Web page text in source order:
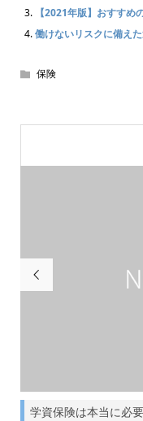
【2021年版】おすすめ
働けないリスクに備え
保険
